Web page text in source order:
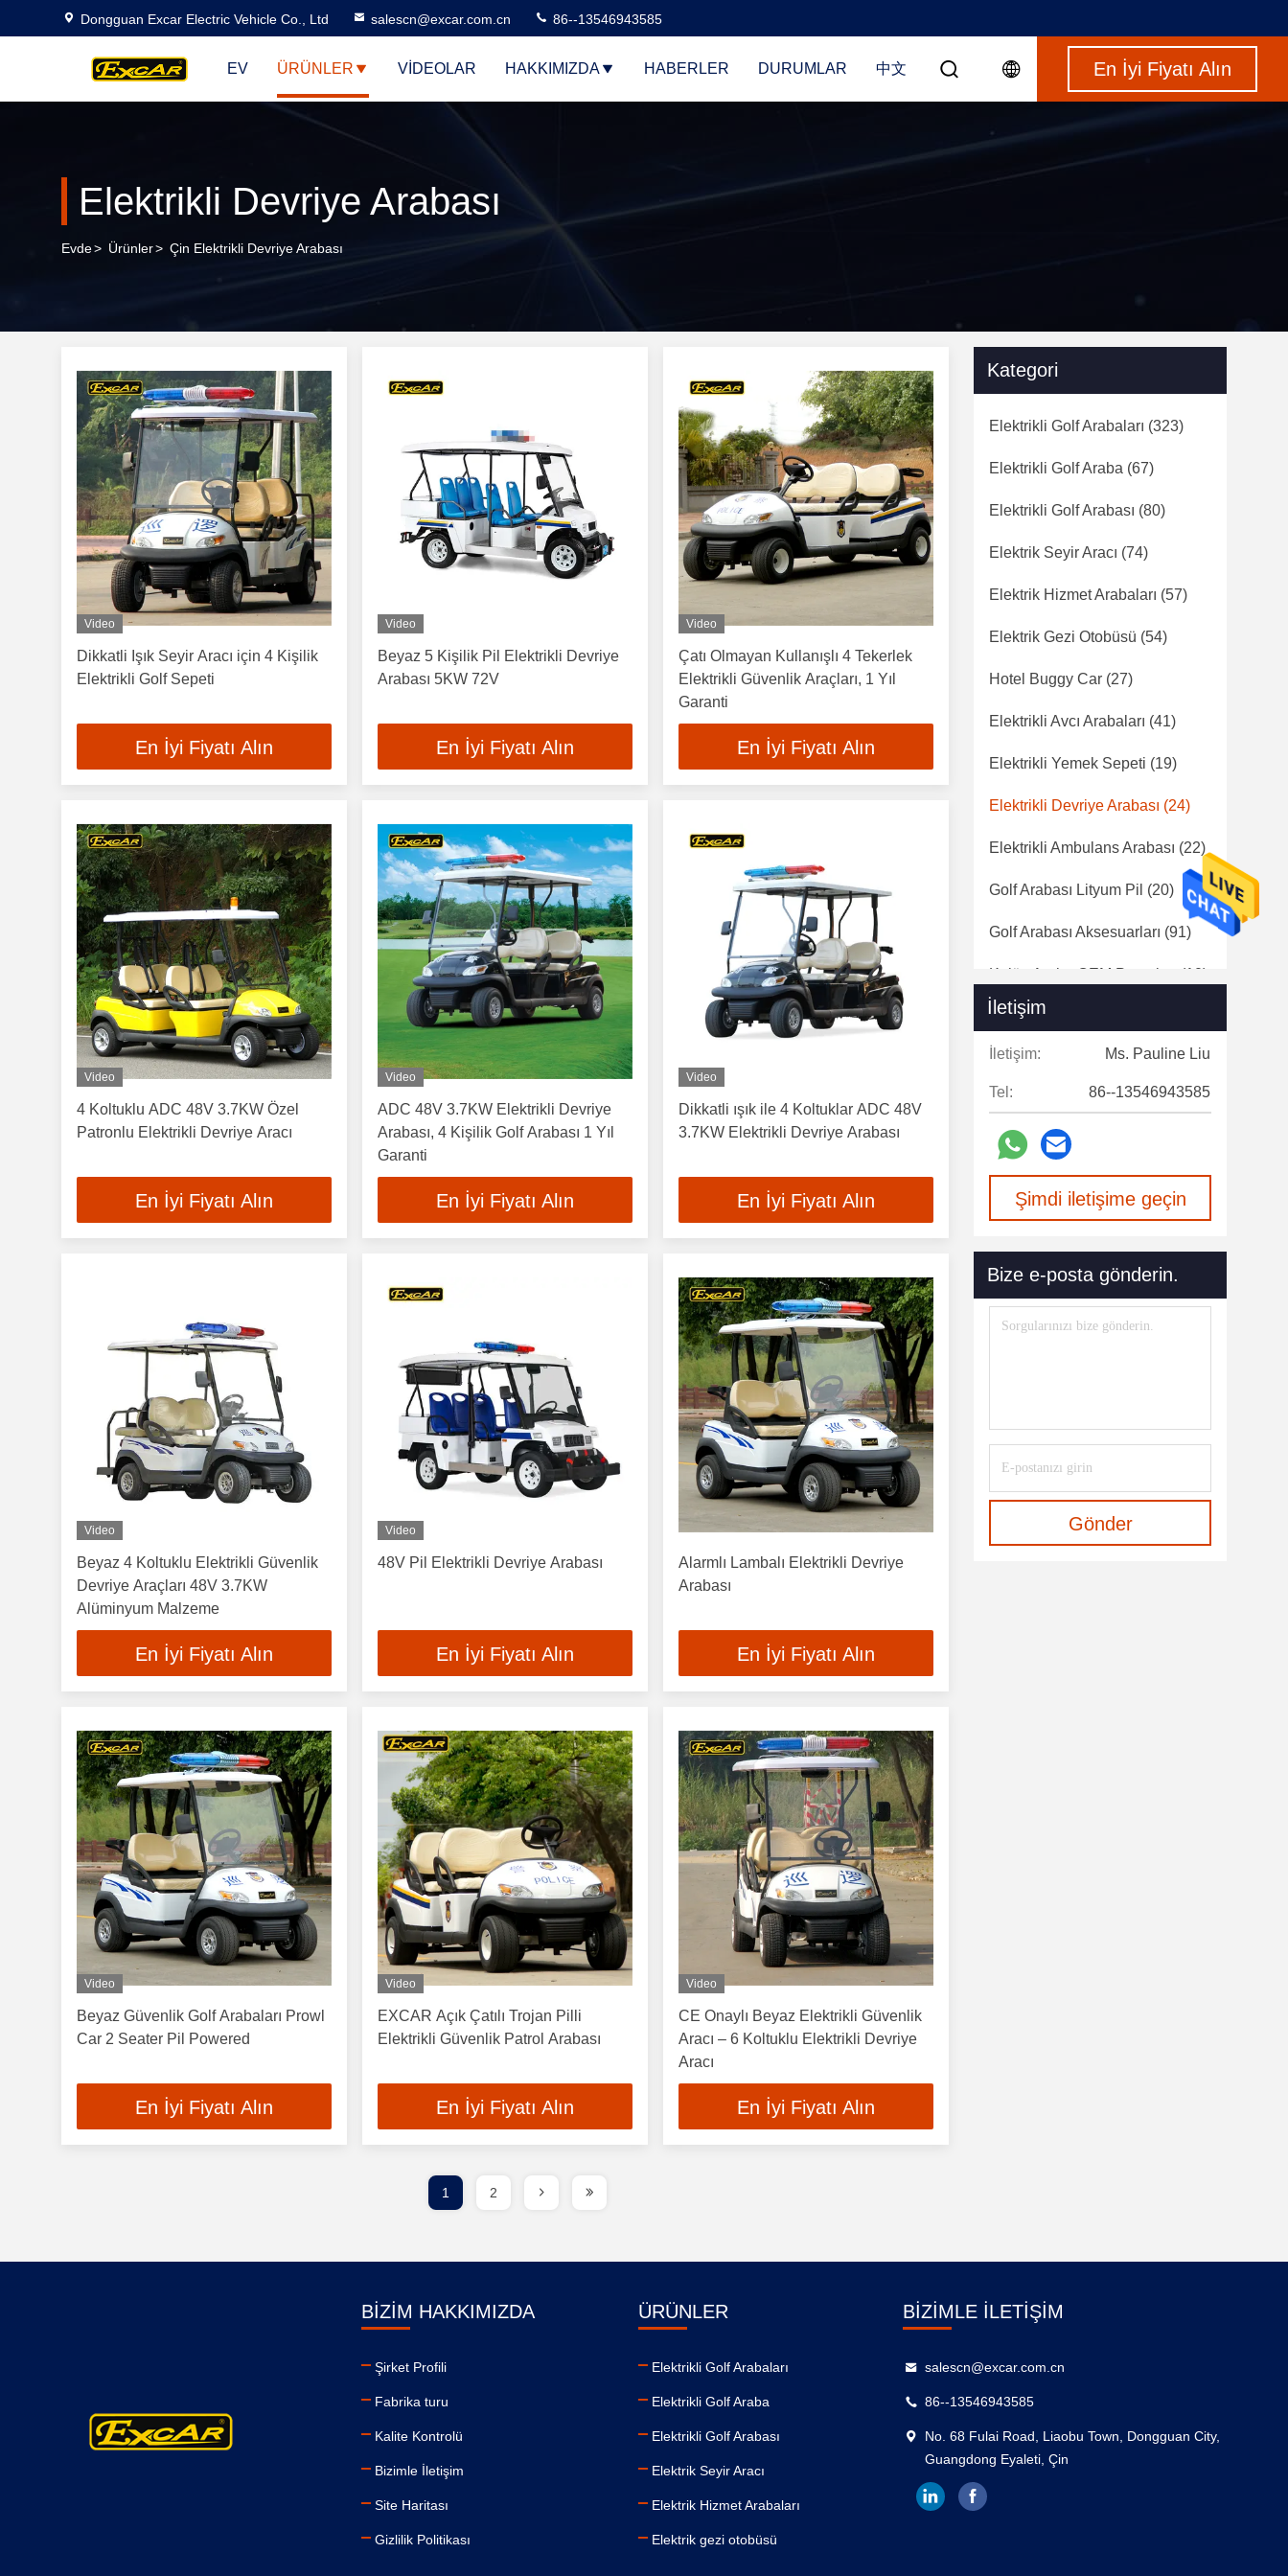
Dongguan Excar Electric Vehicle Co., Ltd salescn@excar.com.cn 86--13546943585
EV ÜRÜNLER VIDEOLAR HAKKIMIZDA HABERLER DURUMLAR 中文 En İyi Fiyatı Alın
Elektrikli Devriye Arabası
Evde> Ürünler> Çin Elektrikli Devriye Arabası
Video
Dikkatli Işık Seyir Aracı için 4 Kişilik
Elektrikli Golf Sepeti
En İyi Fiyatı Alın
Video
Beyaz 5 Kişilik Pil Elektrikli Devriye
Arabası 5KW 72V
En İyi Fiyatı Alın
Video
Çatı Olmayan Kullanışlı 4 Tekerlek
Elektrikli Güvenlik Araçları, 1 Yıl
Garanti
En İyi Fiyatı Alın
Video
4 Koltuklu ADC 48V 3.7KW Özel
Patronlu Elektrikli Devriye Aracı
En İyi Fiyatı Alın
Video
ADC 48V 3.7KW Elektrikli Devriye
Arabası, 4 Kişilik Golf Arabası 1 Yıl
Garanti
En İyi Fiyatı Alın
Video
Dikkatli ışık ile 4 Koltuklar ADC 48V
3.7KW Elektrikli Devriye Arabası
En İyi Fiyatı Alın
Video
Beyaz 4 Koltuklu Elektrikli Güvenlik
Devriye Araçları 48V 3.7KW
Alüminyum Malzeme
En İyi Fiyatı Alın
Video
48V Pil Elektrikli Devriye Arabası
En İyi Fiyatı Alın
Alarmlı Lambalı Elektrikli Devriye
Arabası
En İyi Fiyatı Alın
Video
Beyaz Güvenlik Golf Arabaları Prowl
Car 2 Seater Pil Powered
En İyi Fiyatı Alın
Video
EXCAR Açık Çatılı Trojan Pilli
Elektrikli Güvenlik Patrol Arabası
En İyi Fiyatı Alın
Video
CE Onaylı Beyaz Elektrikli Güvenlik
Aracı – 6 Koltuklu Elektrikli Devriye
Aracı
En İyi Fiyatı Alın
Kategori
Elektrikli Golf Arabaları (323)
Elektrikli Golf Araba (67)
Elektrikli Golf Arabası (80)
Elektrik Seyir Aracı (74)
Elektrik Hizmet Arabaları (57)
Elektrik Gezi Otobüsü (54)
Hotel Buggy Car (27)
Elektrikli Avcı Arabaları (41)
Elektrikli Yemek Sepeti (19)
Elektrikli Devriye Arabası (24)
Elektrikli Ambulans Arabası (22)
Golf Arabası Lityum Pil (20)
Golf Arabası Aksesuarları (91)
Kulüp Araba OEM Parçaları (10)
Kullanılmış Elektrikli Golf
İletişim
İletişim: Ms. Pauline Liu
Tel: 86--13546943585
Şimdi iletişime geçin
Bize e-posta gönderin.
Gönder
1 2
BIZIM HAKKIMIZDA
Şirket Profili
Fabrika turu
Kalite Kontrolü
Bizimle İletişim
Site Haritası
Gizlilik Politikası
ÜRÜNLER
Elektrikli Golf Arabaları
Elektrikli Golf Araba
Elektrikli Golf Arabası
Elektrik Seyir Aracı
Elektrik Hizmet Arabaları
Elektrik gezi otobüsü
BIZIMLE İLETIŞIM
salescn@excar.com.cn
86--13546943585
No. 68 Fulai Road, Liaobu Town, Dongguan City,
Guangdong Eyaleti, Çin